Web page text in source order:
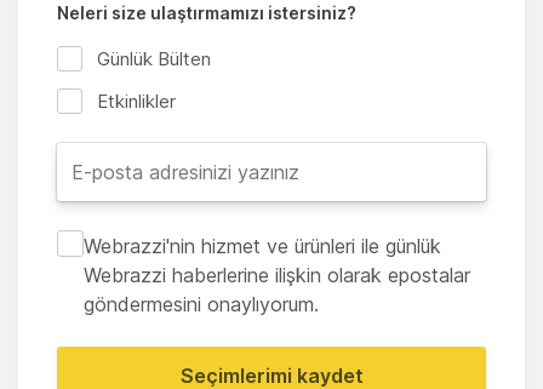
Neleri size ulaştırmamızı istersiniz?
Günlük Bülten
Etkinlikler
Webrazzi'nin hizmet ve ürünleri ile günlük
Webrazzi haberlerine ilişkin olarak epostalar
göndermesini onaylıyorum.
Seçimlerimi kaydet